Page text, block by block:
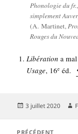
Pho­no­lo­gie du fr.
sim­ple­ment
(A. Mar­ti­net,
Rouges du
Libé­ra­tion a
Usage, 16e éd.
Publié
3 juillet 2020
PRÉCÉDENT